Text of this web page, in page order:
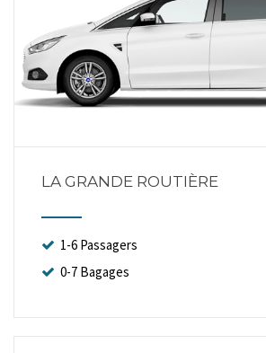
LA GRANDE ROUTIÈRE
1-6 Passagers
0-7 Bagages